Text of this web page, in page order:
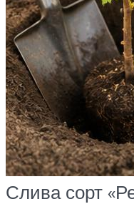
Слива сорт